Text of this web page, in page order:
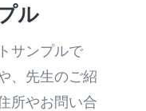
ル
サンプルで
、先生のご紹
所やお問い合